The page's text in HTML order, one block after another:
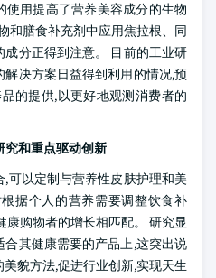
使用提高了营养美容成分的生物
和膳食补充剂中应用焦拉根、同
分正得到注意。 目前的工业研
决方案日益得到利用的情况,预
的提供,以更好地观测消费者的
究和重点驱动创新
可以定制与营养性皮肤护理和美
据个人的营养需要调整饮食补
康购物者的增长相匹配。 研究显
合其健康需要的产品上,这突出说
貌方法,促进行业创新,实现天生